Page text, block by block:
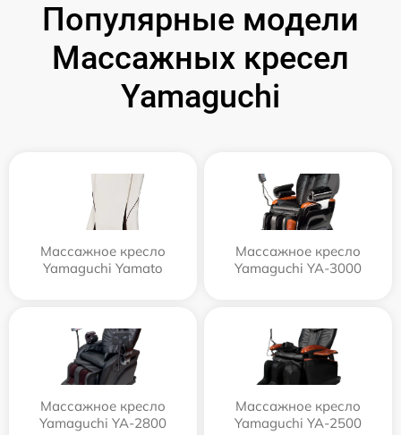
Популярные модели
Массажных кресел
Yamaguchi
Массажное кресло
Yamaguchi Yamato
Массажное кресло
Yamaguchi YA-3000
Массажное кресло
Yamaguchi YA-2800
Массажное кресло
Yamaguchi YA-2500